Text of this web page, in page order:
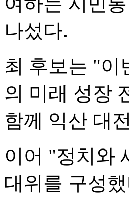
나섰다.
최 후보는 "이
의 미래 성장
함께 익산 대
이어 "정치와
대위를 구성